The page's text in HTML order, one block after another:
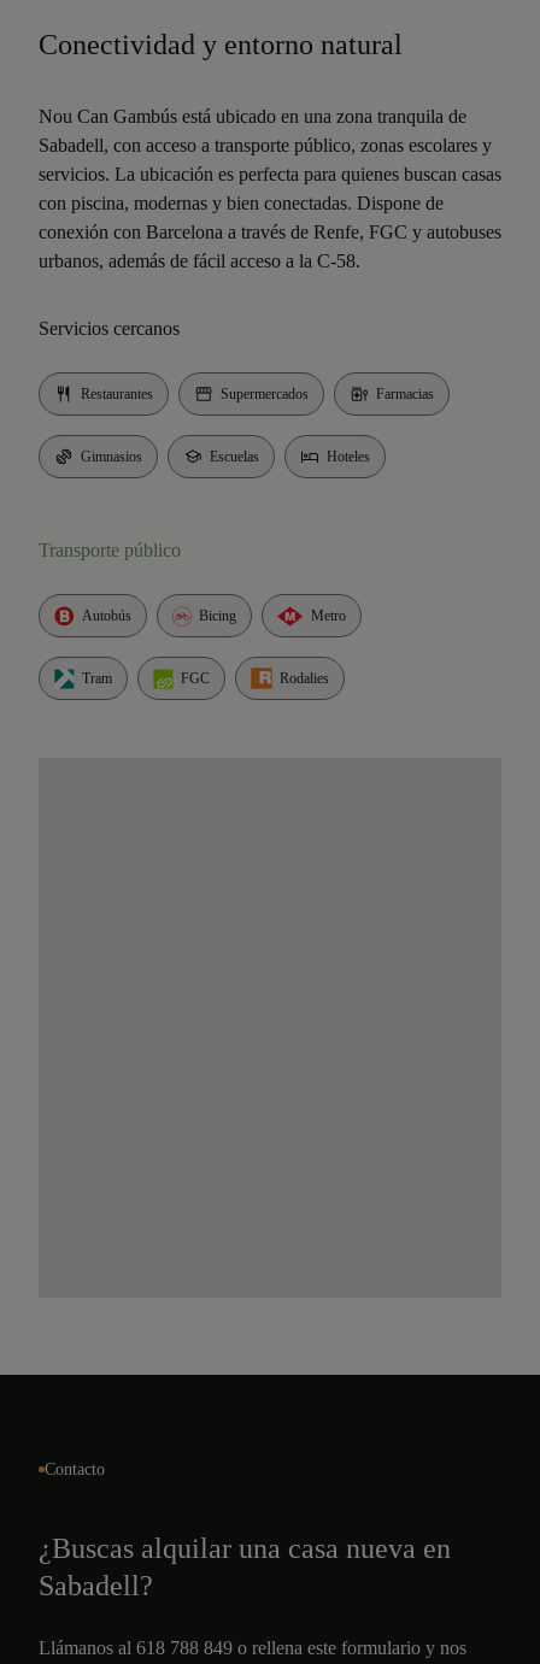
Conectividad y entorno natural
Nou Can Gambús está ubicado en una zona tranquila de
Sabadell, con acceso a transporte público, zonas escolares y
servicios. La ubicación es perfecta para quienes buscan casas
con piscina, modernas y bien conectadas. Dispone de
conexión con Barcelona a través de Renfe, FGC y autobuses
urbanos, además de fácil acceso a la C-58.
Servicios cercanos
Restaurantes Supermercados Farmacias
Gimnasios Escuelas Hoteles
Transporte público
Autobús Bicing Metro
Tram FGC Rodalies
Contacto
¿Buscas alquilar una casa nueva en
Sabadell?
Llámanos al 618 788 849 o rellena este formulario y nos